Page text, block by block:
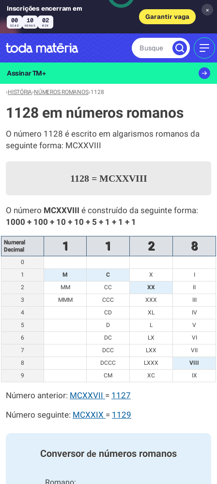
Inscrições encerram em
00
DIAS
10
HORAS
02
MIN
Garantir vaga
×
Busque
Assinar TM+
›HISTÓRIA›NÚMEROS ROMANOS›1128
1128 em números romanos
O número 1128 é escrito em algarismos romanos da
seguinte forma: MCXXVIII
1128 =MCXXVIII
O número MCXXVIII é construído da seguinte forma:
1000 + 100 + 10 + 10 + 5 + 1 + 1 + 1
Numeral
Decimal
1 1 2 8
0
1
M C X
I
2
MM CC XX
II
3
MMM CCC XXX
III
4
CD XL
IV
5
D L
V
6
DC LX
VI
7
DCC LXX
VII
8
DCCC LXXX
VIII
9
CM XC IX
Número anterior: MCXXVII = 1127
Número seguinte: MCXXIX = 1129
Conversor de números romanos